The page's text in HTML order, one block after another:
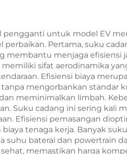
untuk model EV
perbaikan. Pertama, suku
membantu menjaga
sifat aerodinamika
Efisiensi biaya
mengorbankan
meminimalkan limbah.
Suku cadang ini sering kali
Efisiensi pemasangan
tenaga kerja. Banyak
baterai dan powertrain
memastikan harga